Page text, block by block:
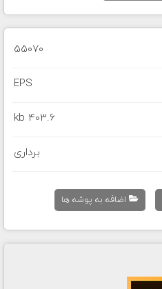
55070
EPS
403.6 kb
برداری
اضافه به پوشه ها